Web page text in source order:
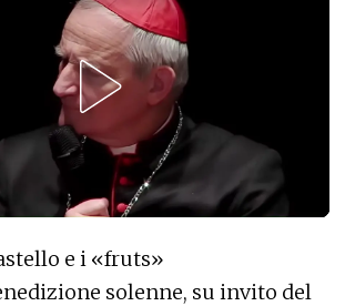
e i «fruts»
solenne, su invito del